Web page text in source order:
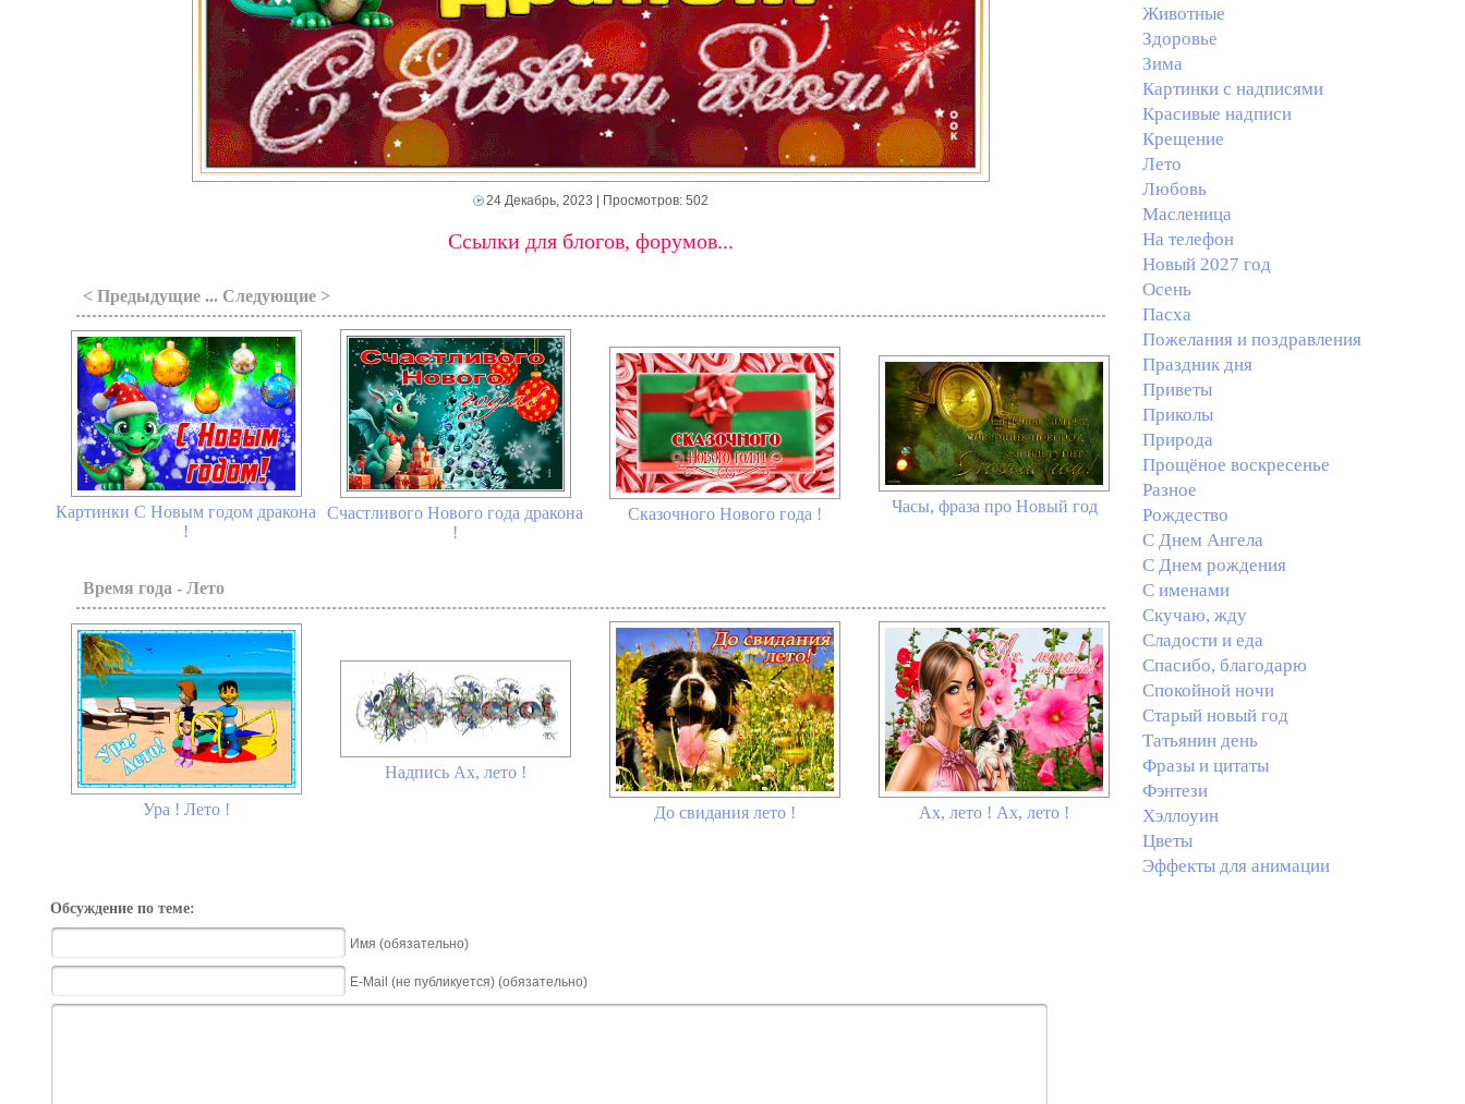
24 Декабрь, 2023 | Просмотров: 502
Ссылки для блогов, форумов...
< Предыдущие ... Следующие >
Картинки С Новым годом дракона
!
Счастливого Нового года дракона
!
Сказочного Нового года ! Часы, фраза про Новый год
Время года - Лето
Ура ! Лето !
Надпись Ах, лето !
До свидания лето ! Ах, лето ! Ах, лето !
Обсуждение по теме:
Имя (обязательно)
E-Mail (не публикуется) (обязательно)
Животные
Здоровье
Зима
Картинки с надписями
Красивые надписи
Крещение
Лето
Любовь
Масленица
На телефон
Новый 2027 год
Осень
Пасха
Пожелания и поздравления
Праздник дня
Приветы
Приколы
Природа
Прощёное воскресенье
Разное
Рождество
С Днем Ангела
С Днем рождения
С именами
Скучаю, жду
Сладости и еда
Спасибо, благодарю
Спокойной ночи
Старый новый год
Татьянин день
Фразы и цитаты
Фэнтези
Хэллоуин
Цветы
Эффекты для анимации